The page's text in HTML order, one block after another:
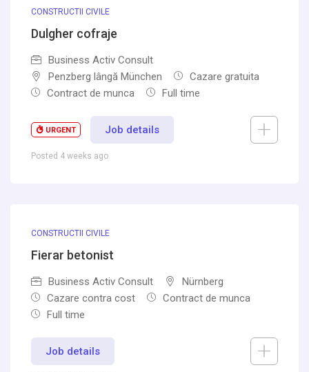
CONSTRUCTII CIVILE
Dulgher cofraje
Business Activ Consult
Penzberg lângă München
Cazare gratuita
Contract de munca
Full time
URGENT Job details
Posted 4 weeks ago
CONSTRUCTII CIVILE
Fierar betonist
Business Activ Consult
Nürnberg
Cazare contra cost
Contract de munca
Full time
Job details